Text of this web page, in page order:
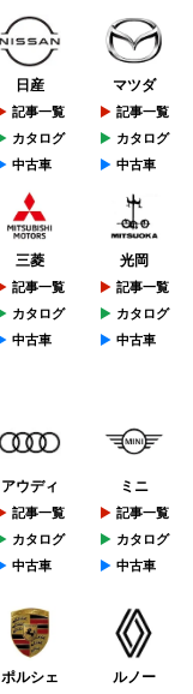
日産
記事一覧
カタログ
中古車
マツダ
記事一覧
カタログ
中古車
三菱
記事一覧
カタログ
中古車
光岡
記事一覧
カタログ
中古車
アウディ
記事一覧
カタログ
中古車
ミニ
記事一覧
カタログ
中古車
ポルシェ ルノー